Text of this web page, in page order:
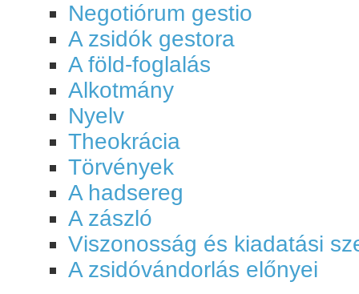
Negotiórum gestio
A zsidók gestora
A föld-foglalás
Alkotmány
Nyelv
Theokrácia
Törvények
A hadsereg
A zászló
Viszonosság és kiadatási
A zsidóvándorlás előnyei